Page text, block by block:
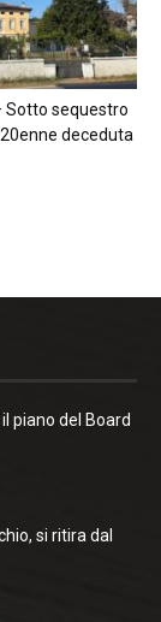
Sotto sequestro
deceduta
piano del Board
si ritira dal